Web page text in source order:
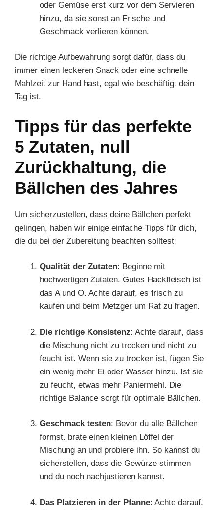
oder Gemüse erst kurz vor dem Servieren
hinzu, da sie sonst an Frische und
Geschmack verlieren können.
Die richtige Aufbewahrung sorgt dafür, dass du
immer einen leckeren Snack oder eine schnelle
Mahlzeit zur Hand hast, egal wie beschäftigt dein
Tag ist.
Tipps für das perfekte
5 Zutaten, null
Zurückhaltung, die
Bällchen des Jahres
Um sicherzustellen, dass deine Bällchen perfekt
gelingen, haben wir einige einfache Tipps für dich,
die du bei der Zubereitung beachten solltest:
Qualität der Zutaten: Beginne mit
hochwertigen Zutaten. Gutes Hackfleisch ist
das A und O. Achte darauf, es frisch zu
kaufen und beim Metzger um Rat zu fragen.
Die richtige Konsistenz: Achte darauf, dass
die Mischung nicht zu trocken und nicht zu
feucht ist. Wenn sie zu trocken ist, fügen Sie
ein wenig mehr Ei oder Wasser hinzu. Ist sie
zu feucht, etwas mehr Paniermehl. Die
richtige Balance sorgt für optimale Bällchen.
Geschmack testen: Bevor du alle Bällchen
formst, brate einen kleinen Löffel der
Mischung an und probiere ihn. So kannst du
sicherstellen, dass die Gewürze stimmen
und du noch nachjustieren kannst.
Das Platzieren in der Pfanne: Achte darauf,